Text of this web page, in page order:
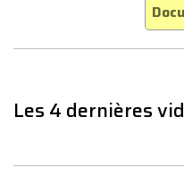
Les 4 dernières